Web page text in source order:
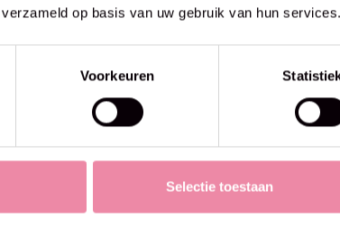
op basis van uw gebruik van hun services.
Voorkeuren
Selectie toestaan